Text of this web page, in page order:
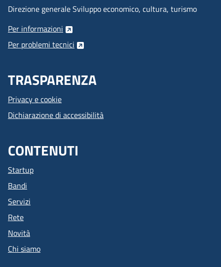
Direzione generale Sviluppo economico, cultura, turismo
Per informazioni
Per problemi tecnici
TRASPARENZA
Privacy e cookie
Dichiarazione di accessibilità
CONTENUTI
Startup
Bandi
Servizi
Rete
Novità
Chi siamo